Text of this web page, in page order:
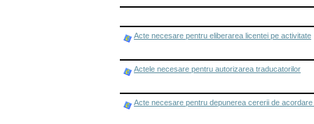
Acte necesare pentru eliberarea licentei pe activitate
Actele necesare pentru autorizarea traducatorilor
Acte necesare pentru depunerea cererii de